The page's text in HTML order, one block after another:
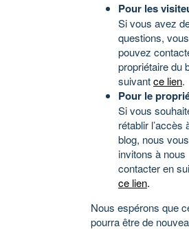
Pour les
Si vous avez
questions, vous
pouvez
propriétaire du
suivantce lien.
Pour le
Si vous
rétablir l’accès
blog, nous vous
invitons à nous
contacter en
ce lien.
Nous espérons que
pourra être de